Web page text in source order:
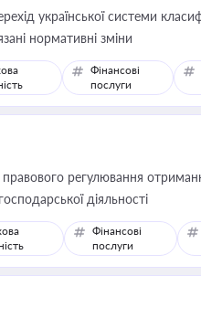
української системи
нормативні зміни
Фінансові
послуги
регулювання
діяльності
Фінансові
послуги